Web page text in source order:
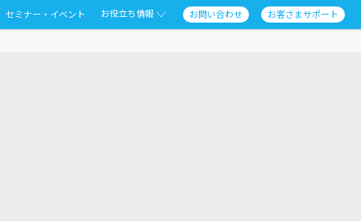
セミナー・イベント お役立ち情報 お問い合わせ お客さまサポート